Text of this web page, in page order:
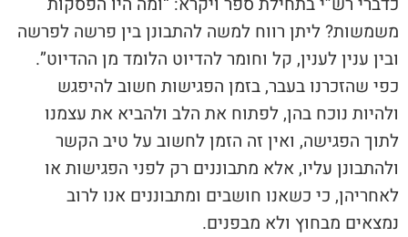
משמשות? ליתן רווח למשה להתבונן בין פרשה לפרשה
ובין ענין לענין, קל וחומר להדיוט הלומד מן ההדיוט”.
כפי שהזכרנו בעבר, בזמן הפגישות חשוב להיפגש
ולהיות נוכח בהן, לפתוח את הלב ולהביא את עצמנו
לתוך הפגישה, ואין זה הזמן לחשוב על טיב הקשר
ולהתבונן עליו, אלא מתבוננים רק לפני הפגישות או
לאחריהן, כי כשאנו חושבים ומתבוננים אנו לרוב
נמצאים מבחוץ ולא מבפנים.